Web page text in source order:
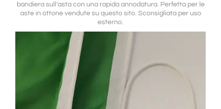
bandiera sull’asta con una rapida annodatura. Perfetta per le
aste in ottone vendute su questo sito. Sconsigliata per uso
esterno.